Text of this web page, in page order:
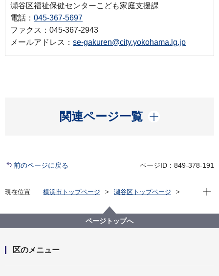
瀬谷区福祉保健センターこども家庭支援課
電話： 045-367-5697
ファクス：045-367-2943
メールアドレス： se-gakuren@city.yokohama.lg.jp
関連ページ一覧
開く
前のページに戻る ページID：849-378-191
現在位置 横浜市トップページ
瀬谷区トップページ
放課後キッズクラブ運営法人の選定・再選定について
二つ橋小学校放課後キッズクラブ運営法人の再選定
現在
ページトップへ
区のメニュー